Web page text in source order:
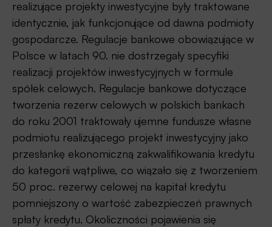
realizujące projekty inwestycyjne były traktowane
identycznie, jak funkcjonujące od dawna podmioty
gospodarcze. Regulacje bankowe obowiązujące w
Polsce w latach 90. nie dostrzegały specyfiki
realizacji projektów inwestycyjnych w formule
spółek celowych. Regulacje bankowe dotyczące
tworzenia rezerw celowych w polskich bankach
do roku 2001 traktowały ujemne fundusze własne
podmiotu realizującego projekt inwestycyjny jako
przesłankę ekonomiczną zakwalifikowania kredytu
do kategorii wątpliwe, co wiązało się z tworzeniem
50 proc. rezerwy celowej na kapitał kredytu
pomniejszony o wartość zabezpieczeń prawnych
spłaty kredytu. Okoliczności pojawienia się